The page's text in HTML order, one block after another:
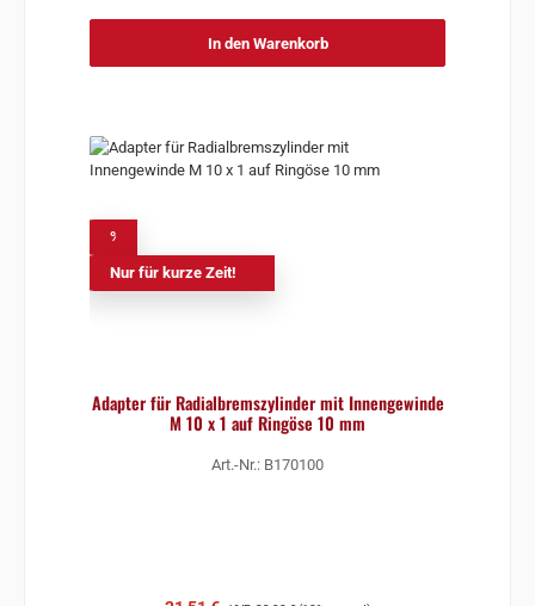
In den Warenkorb
Nur für kurze Zeit!
Adapter für Radialbremszylinder mit Innengewinde
M 10 x 1 auf Ringöse 10 mm
Art.-Nr.: B170100
Regulärer Preis: